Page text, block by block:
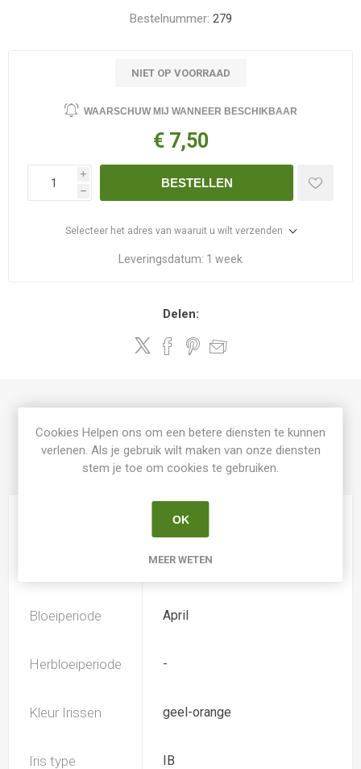
Bestelnummer: 279
NIET OP VOORRAAD
WAARSCHUW MIJ WANNEER BESCHIKBAAR
€ 7,50
i
h
BESTELLEN
Selecteer het adres van waaruit u wilt verzenden
Leveringsdatum: 1 week
Delen:
Zalm oranje roze met lila rose gele baard. Apart. Champagne
kleur.
PRODUCT SPECIFICATIES
50
Ja
Bloeiperiode April
Herbloeiperiode -
Kleur Irissen geel-orange
Iris type IB
Cookies Helpen ons om een betere diensten te kunnen
verlenen. Als je gebruik wilt maken van onze diensten
stem je toe om cookies te gebruiken.
OK
MEER WETEN